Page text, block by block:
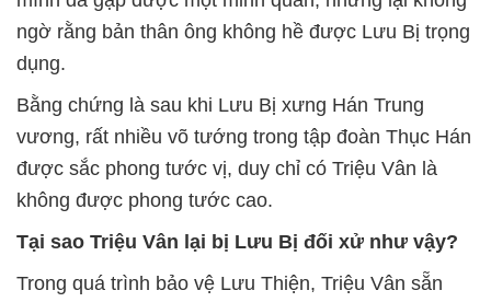
ngờ rằng bản thân ông không hề được Lưu Bị trọng
dụng.
Bằng chứng là sau khi Lưu Bị xưng Hán Trung
vương, rất nhiều võ tướng trong tập đoàn Thục Hán
được sắc phong tước vị, duy chỉ có Triệu Vân là
không được phong tước cao.
Tại sao Triệu Vân lại bị Lưu Bị đối xử như vậy?
Trong quá trình bảo vệ Lưu Thiện, Triệu Vân sẵn